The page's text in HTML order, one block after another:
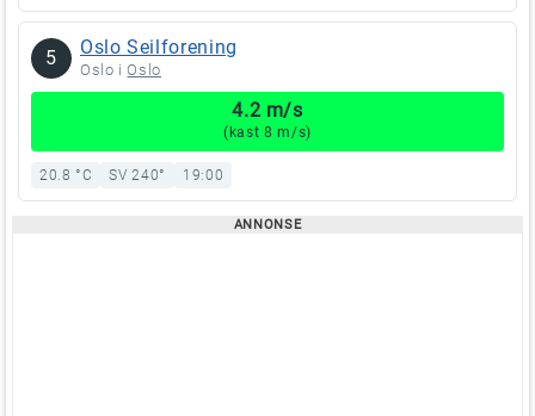
5 Oslo Seilforening
Oslo iOslo
4.2 m/s
(kast 8 m/s)
20.8 °C SV 240° 19:00